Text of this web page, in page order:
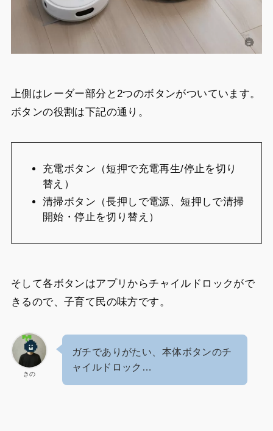
上側はレーダー部分と2つのボタンがついています。
ボタンの役割は下記の通り。
充電ボタン（短押で充電再生/停止を切り
替え）
清掃ボタン（長押しで電源、短押しで清掃
開始・停止を切り替え）
そして各ボタンはアプリからチャイルドロックがで
きるので、子育て民の味方です。
きの
ガチでありがたい、本体ボタンのチ
ャイルドロック…